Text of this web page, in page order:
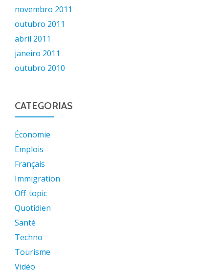
novembro 2011
outubro 2011
abril 2011
janeiro 2011
outubro 2010
CATEGORIAS
Économie
Emplois
Français
Immigration
Off-topic
Quotidien
Santé
Techno
Tourisme
Vidéo